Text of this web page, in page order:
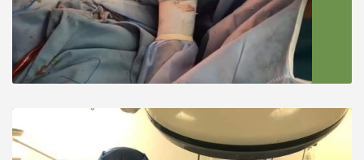
Paciente
recomendable ,los doctores son muy